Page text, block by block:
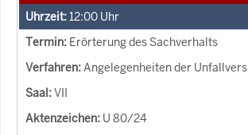
12:00 Uhr
Erörterung des Sachverhalts
Angelegenheiten der
VII
U 80/24